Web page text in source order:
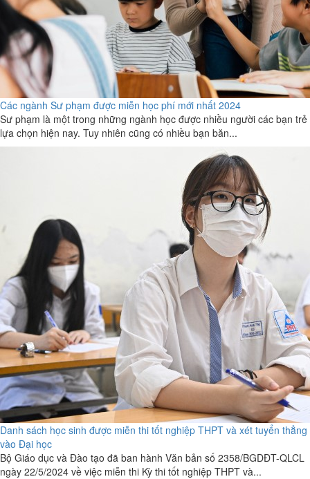
Các ngành Sư phạm được miễn học phí mới nhất 2024
Sư phạm là một trong những ngành học được nhiều người các bạn trẻ
lựa chọn hiện nay. Tuy nhiên cũng có nhiều bạn băn...
Danh sách học sinh được miễn thi tốt nghiệp THPT và xét tuyển thẳng
vào Đại học
Bộ Giáo dục và Đào tạo đã ban hành Văn bản số 2358/BGDĐT-QLCL
ngày 22/5/2024 về việc miễn thi Kỳ thi tốt nghiệp THPT và...